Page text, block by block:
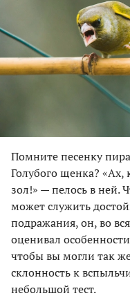
Помните песенку
Голубого щенка? «Ах,
зол!» — пелось в ней.
может служить
подражания, он, во
оценивал
чтобы вы могли так
склонность к
небольшой тест.